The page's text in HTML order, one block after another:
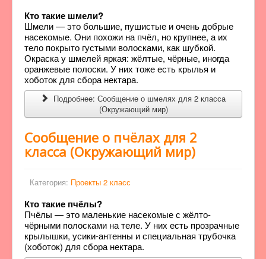
Кто такие шмели?
Шмели — это большие, пушистые и очень добрые
насекомые. Они похожи на пчёл, но крупнее, а их
тело покрыто густыми волосками, как шубкой.
Окраска у шмелей яркая: жёлтые, чёрные, иногда
оранжевые полоски. У них тоже есть крылья и
хоботок для сбора нектара.
Подробнее: Сообщение о шмелях для 2 класса
(Окружающий мир)
Сообщение о пчёлах для 2
класса (Окружающий мир)
Категория: Проекты 2 класс
Кто такие пчёлы?
Пчёлы — это маленькие насекомые с жёлто-
чёрными полосками на теле. У них есть прозрачные
крылышки, усики-антенны и специальная трубочка
(хоботок) для сбора нектара.